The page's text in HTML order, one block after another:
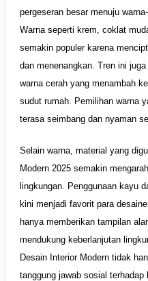
pergeseran besar menuju
Warna seperti krem, coklat
semakin populer karena
dan menenangkan. Tren ini
warna cerah yang menambah
sudut rumah. Pemilihan warna
terasa seimbang dan nyaman
Selain warna, material yang
Modern 2025 semakin
lingkungan. Penggunaan kayu
kini menjadi favorit para
hanya memberikan tampilan
mendukung keberlanjutan
Desain Interior Modern tidak
tanggung jawab sosial terhadap